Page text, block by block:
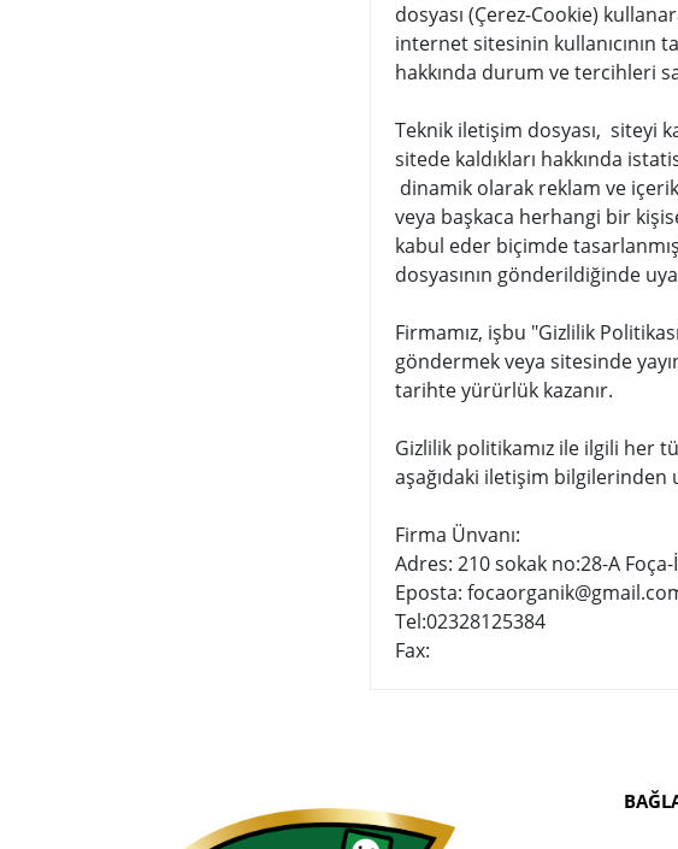
dosyası (Çerez-Cookie)
internet sitesinin kullanıcının
hakkında durum ve tercihleri
Teknik iletişim dosyası, siteyi
sitede kaldıkları hakkında
dinamik olarak reklam ve
veya başkaca herhangi bir
kabul eder biçimde
dosyasının gönderildiğinde
Firmamız, işbu "Gizlilik
göndermek veya sitesinde
tarihte yürürlük kazanır.
Gizlilik politikamız ile ilgili her
aşağıdaki iletişim bilgilerinden
Firma Ünvanı:
Adres: 210 sokak no:28-A
Eposta:
Tel:02328125384
Fax: